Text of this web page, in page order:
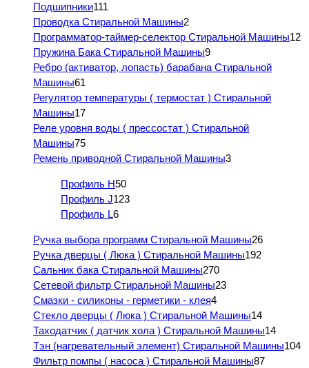
Подшипники111
Проводка Стиральной Машины2
Программатор-таймер-селектор Стиральной Машины12
Пружина Бака Стиральной Машины9
Ребро (активатор, лопасть) барабана Стиральной
Машины61
Регулятор температуры ( термостат ) Стиральной
Машины17
Реле уровня воды ( прессостат ) Стиральной
Машины75
Ремень приводной Стиральной Машины3
Профиль H50
Профиль J123
Профиль L6
Ручка выбора программ Стиральной Машины26
Ручка дверцы ( Люка ) Стиральной Машины192
Сальник бака Стиральной Машины270
Сетевой фильтр Стиральной Машины23
Смазки - силиконы - герметики - клея4
Стекло дверцы ( Люка ) Стиральной Машины14
Таходатчик ( датчик хола ) Стиральной Машины14
Тэн (нагревательный элемент) Стиральной Машины104
Фильтр помпы ( насоса ) Стиральной Машины87